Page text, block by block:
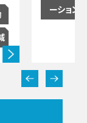
ーション